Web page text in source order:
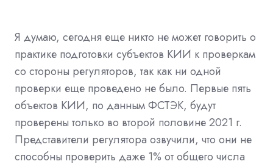
Я думаю, сегодня еще никто не может говорить о
практике подготовки субъектов КИИ к проверкам
со стороны регуляторов, так как ни одной
проверки еще проведено не было. Первые пять
объектов КИИ, по данным ФСТЭК, будут
проверены только во второй половине 2021 г.
Представители регулятора озвучили, что они не
способны проверить даже 1% от общего числа